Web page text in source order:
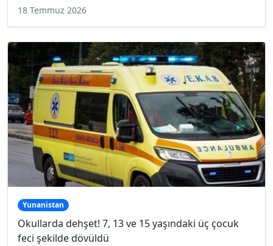
18 Temmuz 2026
Yunanistan
Okullarda dehşet! 7, 13 ve 15 yaşındaki üç çocuk
feci şekilde dövüldü